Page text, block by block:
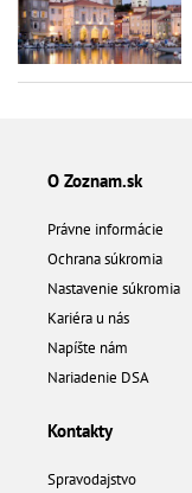
O Zoznam.sk
Právne informácie
Ochrana súkromia
Nastavenie súkromia
Kariéra u nás
Napíšte nám
Nariadenie DSA
Kontakty
Spravodajstvo